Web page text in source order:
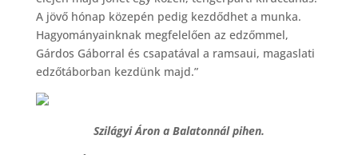
A jövő hónap közepén pedig kezdődhet a munka.
Hagyományainknak megfelelően az edzőmmel,
Gárdos Gáborral és csapatával a ramsaui, magaslati
edzőtáborban kezdünk majd.”
Szilágyi Áron a Balatonnál pihen.